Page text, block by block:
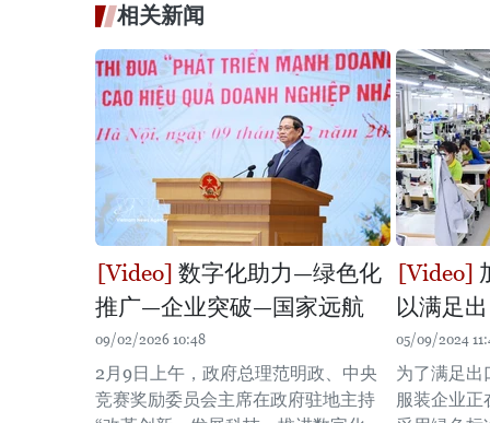
相关新闻
数字化助力—绿色化
推广—企业突破—国家远航
09/02/2026 10:48
2月9日上午，政府总理范明政、中央
竞赛奖励委员会主席在政府驻地主持
以满足
05/09/2024
为了满足出
服装企业正